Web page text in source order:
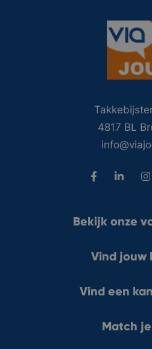
4817 BL
Bekijk onze
Vind jouw
Vind een
Match